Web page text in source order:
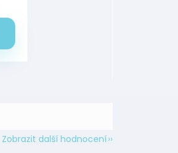
Zobrazit další hodnocení